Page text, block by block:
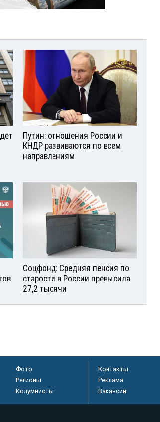
Путин: отношения России и
КНДР развиваются по всем
направлениям
Соцфонд: Средняя пенсия по
старости в России превысила
27,2 тысячи
Фото
Регионы
Колумнисты
Контакты
Реклама
Вакансии